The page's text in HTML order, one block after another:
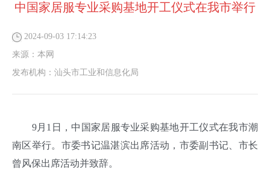
中国家居服专业采购基地开工仪式在我市举行
2024-09-03 17:14:23
来源： 本网
发布机构： 汕头市工业和信息化局
9月1日，中国家居服专业采购基地开工仪式在我市潮
南区举行。市委书记温湛滨出席活动，市委副书记、市长
曾风保出席活动并致辞。